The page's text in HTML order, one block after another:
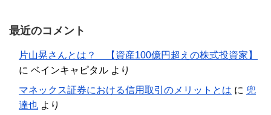
最近のコメント
片山晃さんとは？ 【資産100億円超えの株式投資家】
に ベインキャピタル より
マネックス証券における信用取引のメリットとは に 兜
達也 より